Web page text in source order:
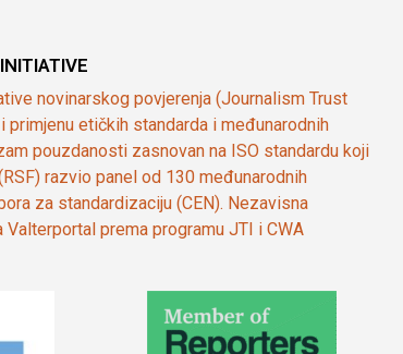
novinarskog povjerenja (Journalism Trust
etičkih standarda i međunarodnih
pouzdanosti zasnovan na ISO standardu koji
razvio panel od 130 međunarodnih
za standardizaciju (CEN). Nezavisna
prema programu JTI i CWA